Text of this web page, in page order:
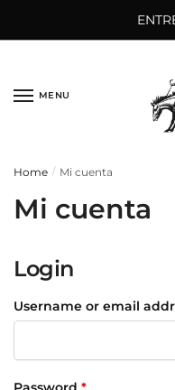
MENU
Home / Mi cuenta
Mi cuenta
Login
Username or email